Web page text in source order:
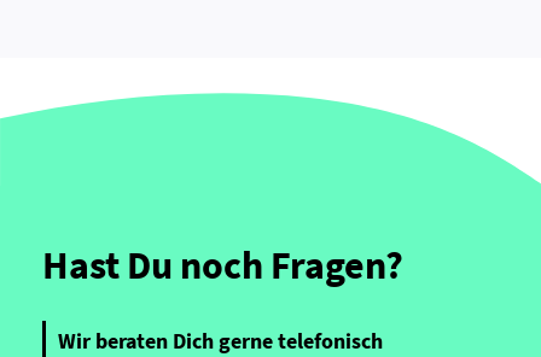
Hast Du noch Fragen?
Wir beraten Dich gerne telefonisch